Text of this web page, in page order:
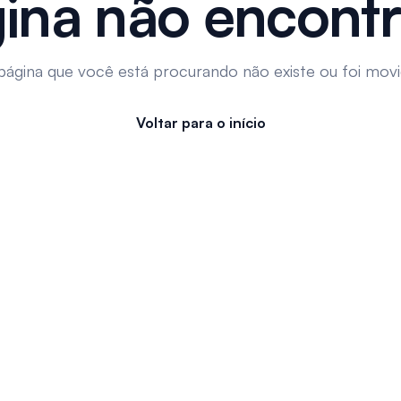
não
que você está procurando não existe ou foi
Voltar para o início